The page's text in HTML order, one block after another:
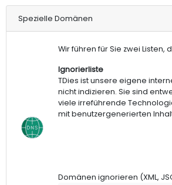
Spezielle Domänen
Wir führen für Sie zwei
Ignorierliste
TDies ist unsere eigene
nicht indizieren. Sie sind
viele irreführende
mit benutzergenerierten
Domänen ignorieren (XML,